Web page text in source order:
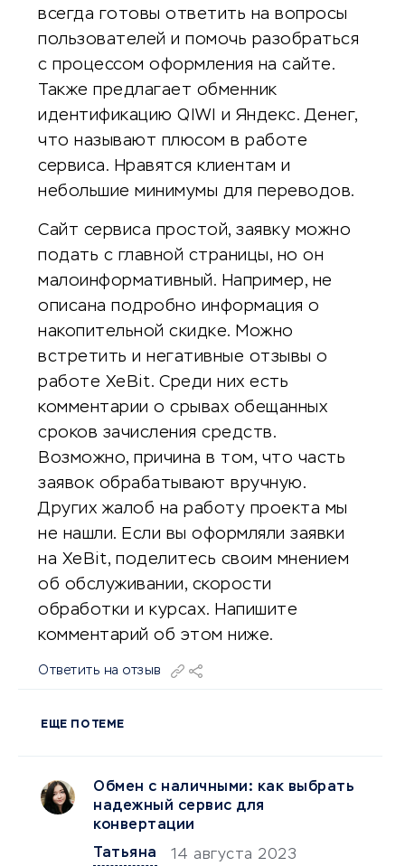
всегда готовы ответить на вопросы
пользователей и помочь разобраться
с процессом оформления на сайте.
Также предлагает обменник
идентификацию QIWI и Яндекс. Денег,
что называют плюсом в работе
сервиса. Нравятся клиентам и
небольшие минимумы для переводов.
Сайт сервиса простой, заявку можно
подать с главной страницы, но он
малоинформативный. Например, не
описана подробно информация о
накопительной скидке. Можно
встретить и негативные отзывы о
работе XeBit. Среди них есть
комментарии о срывах обещанных
сроков зачисления средств.
Возможно, причина в том, что часть
заявок обрабатывают вручную.
Других жалоб на работу проекта мы
не нашли. Если вы оформляли заявки
на XeBit, поделитесь своим мнением
об обслуживании, скорости
обработки и курсах. Напишите
комментарий об этом ниже.
Ответить на отзыв
ЕЩЕ ПО ТЕМЕ
Обмен с наличными: как выбрать
надежный сервис для
конвертации
Татьяна
14 августа 2023